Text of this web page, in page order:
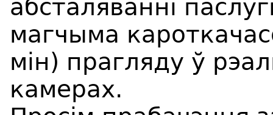
абсталяванні
магчыма
мін) прагляду ў
камерах.